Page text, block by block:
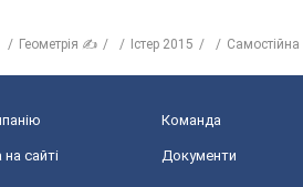
Геометрія ✍ Істер 2015 Самостійна
Команда
сайті Документи